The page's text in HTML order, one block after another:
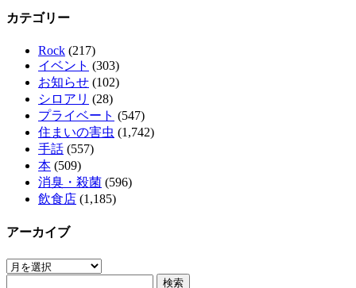
カテゴリー
Rock (217)
イベント (303)
お知らせ (102)
シロアリ (28)
プライベート (547)
住まいの害虫 (1,742)
手話 (557)
本 (509)
消臭・殺菌 (596)
飲食店 (1,185)
アーカイブ
ア